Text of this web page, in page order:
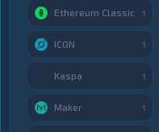
Ethereum Classic 1
ICON 1
Kaspa 1
Maker 1